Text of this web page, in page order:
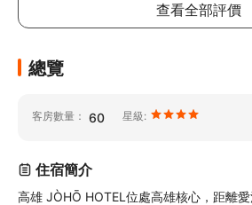
查看全部評價
總覽
客房數量： 60 星級:
住宿簡介
高雄 JÒHŌ HOTEL位處高雄核心，距離